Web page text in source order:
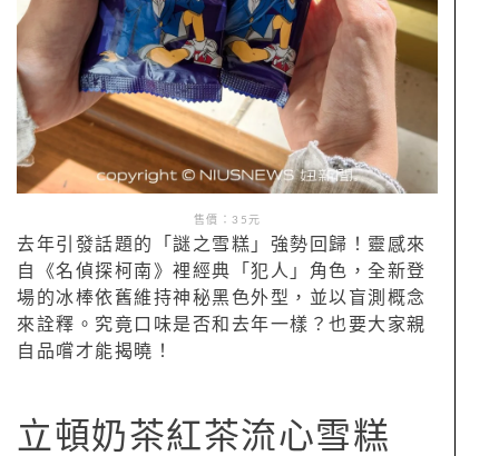
售價：35元
去年引發話題的「謎之雪糕」強勢回歸！靈感來
自《名偵探柯南》裡經典「犯人」角色，全新登
場的冰棒依舊維持神秘黑色外型，並以盲測概念
來詮釋。究竟口味是否和去年一樣？也要大家親
自品嚐才能揭曉！
立頓奶茶紅茶流心雪糕